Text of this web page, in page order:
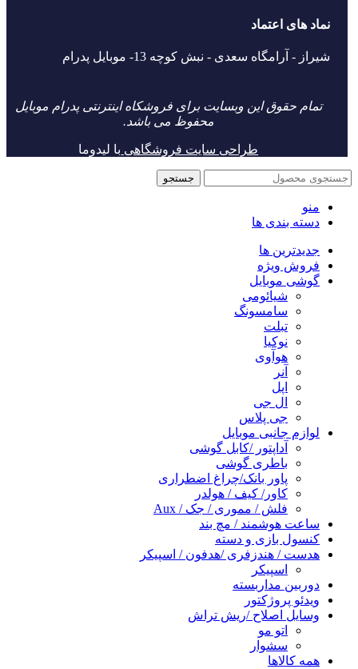
نماد های اعتماد
شیراز - آرامگاه سعدی - نبش کوچه 13- موبایل پدرام
تمام حقوق این وبسایت برای فروشکاه اینترنتی پدرام موبایل
محفوظ می باشد.
طراحی سایت فروشگاهی با لیدوما
جستجو
منو
دسته بندی ها
جدیدترین ها
فروش ویژه
گوشی موبایل
شیائومی
سامسونگ
تبلت
نوکیا
هوآوی
آنر
اپل
ال جی
جی پلاس
لوازم جانبی موبایل
آداپتور /کابل گوشی
باطری گوشی
پاور بانک/چراغ اضطراری
کاور/ کیف / هولدر
فلش / مموری / جک / Aux
ساعت هوشمند / مچ بند
کنسول بازی و دسته
هدست / هندزفری /هدفون / اسپیکر
اسپیکر
دوربین مداربسته
ویدئو پروژکتور
وسایل اصلاح /ریش تراش
اتو مو
سشوار
همه کالاها